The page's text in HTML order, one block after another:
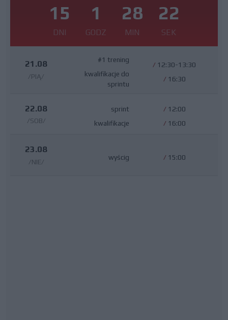
15
DNI
1
GODZ
28
MIN
21
SEK
21.08
/PIĄ/
#1 trening
kwalifikacje do
sprintu
/ 12:30-13:30
/ 16:30
22.08
/SOB/
sprint
kwalifikacje
/ 12:00
/ 16:00
23.08
/NIE/
wyścig / 15:00